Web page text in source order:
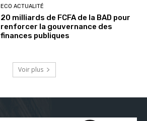
ECO ACTUALITÉ
20 milliards de FCFA de la BAD pour
renforcer la gouvernance des
finances publiques
Voir plus